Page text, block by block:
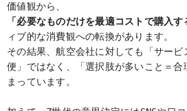
価値観から、
「必要なものだけを最適コストで購入す
ィブ的な消費観への転換があります。
その結果、航空会社に対しても「サー
便」ではなく、「選択肢が多いこと＝
まっています。